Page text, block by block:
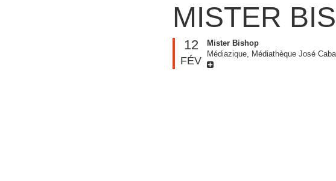
MISTER
12
FÉV
Mister Bishop
Médiazique, Médiathèque José